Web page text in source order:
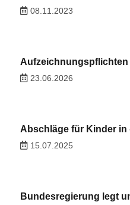
08.11.2023
23.06.2026
Abschläge für Kinder
15.07.2025
Bundesregierung legt